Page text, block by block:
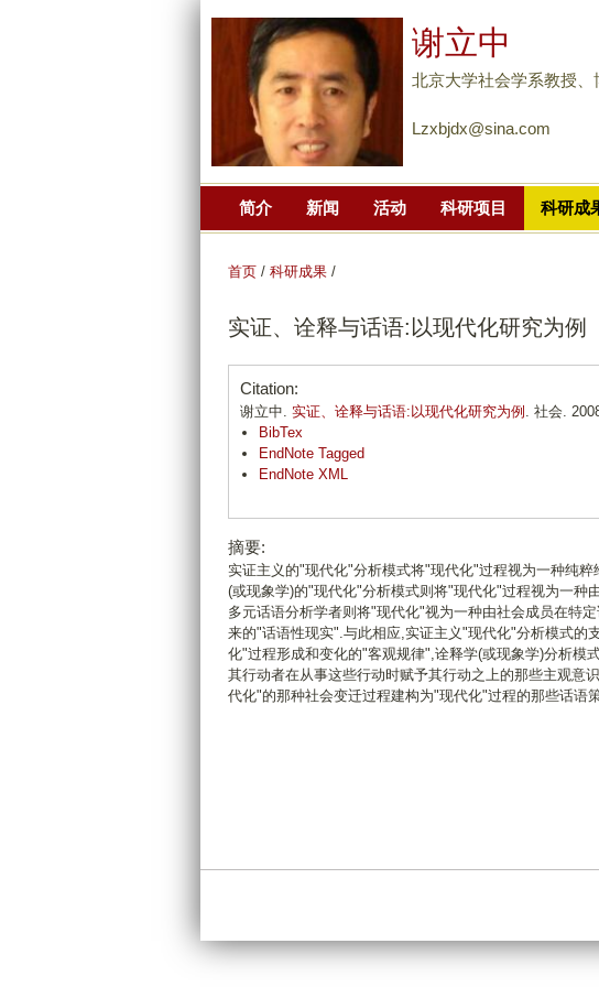
谢立中
北京大学社会学系教授、
Lzxbjdx@sina.com
简介 新闻 活动 科研项目 科研成
首页 / 科研成果 /
实证、诠释与话语:以现代化研究为例
Citation:
谢立中. 实证、诠释与话语:以现代化研究为例 . 社会.
BibTex
EndNote Tagged
EndNote XML
摘要:
实证主义的"现代化"分析模式将"现代化"过程视为一种纯
(或现象学)的"现代化"分析模式则将"现代化"过程视为一种
多元话语分析学者则将"现代化"视为一种由社会成员在特
来的"话语性现实".与此相应,实证主义"现代化"分析模式的
化"过程形成和变化的"客观规律",诠释学(或现象学)分析模
其行动者在从事这些行动时赋予其行动之上的那些主观意
代化"的那种社会变迁过程建构为"现代化"过程的那些话语